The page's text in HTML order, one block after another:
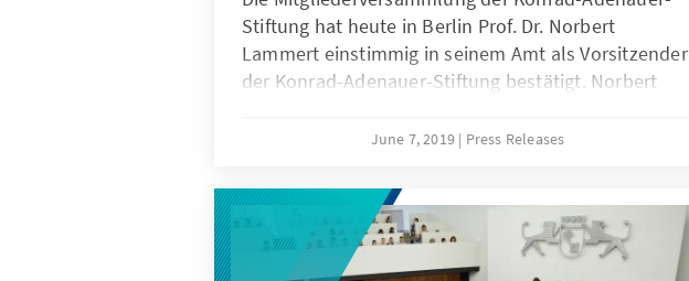
Stiftung hat heute in Berlin Prof. Dr. Norbert
Lammert einstimmig in seinem Amt als Vorsitzender
der Konrad-Adenauer-Stiftung bestätigt. Norbert
D., bekleidet dieses Ehrenamt seit dem 1. Januar
June 7, 2019 Press Releases